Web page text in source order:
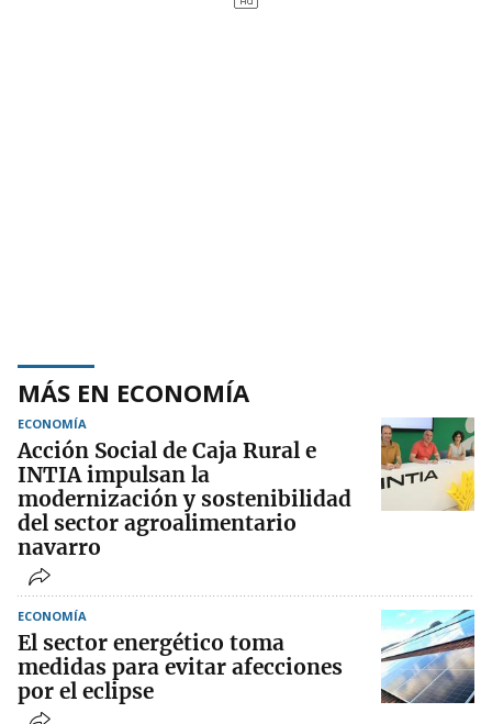
MÁS EN ECONOMÍA
ECONOMÍA
Acción Social de Caja Rural e
INTIA impulsan la
modernización y sostenibilidad
del sector agroalimentario
navarro
ECONOMÍA
El sector energético toma
medidas para evitar afecciones
por el eclipse